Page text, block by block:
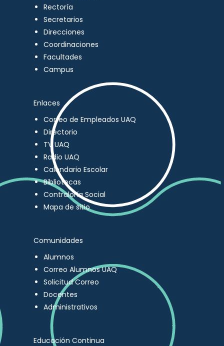
Rectoría
Secretarios
Direcciones
Coordinaciones
Facultades
Campus
Enlaces
Correo de Empleados UAQ
Directorio
TV UAQ
Radio UAQ
Calendario Escolar
Bibliotecas
Contraloría Social
Mapa de sitio
Comunidades
Alumnos
Correo Alumnos UAQ
Solicitud Correo
Docentes
Administrativos
Educación Continua